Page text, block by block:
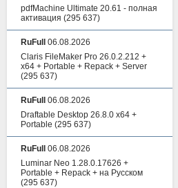
pdfMachine Ultimate 20.61 - полная
активация (295 637)
RuFull
06.08.2026
Claris FileMaker Pro 26.0.2.212 +
x64 + Portable + Repack + Server
(295 637)
RuFull
06.08.2026
Draftable Desktop 26.8.0 x64 +
Portable (295 637)
RuFull
06.08.2026
Luminar Neo 1.28.0.17626 +
Portable + Repack + на Русском
(295 637)